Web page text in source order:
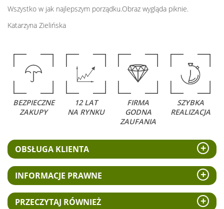
Wszystko w jak najlepszym porządku.Obraz wygląda piknie.
Katarzyna Zielińska
BEZPIECZNE
ZAKUPY
12 LAT
NA RYNKU
FIRMA
GODNA
ZAUFANIA
SZYBKA
REALIZACJA
OBSŁUGA KLIENTA
INFORMACJE PRAWNE
PRZECZYTAJ RÓWNIEŻ